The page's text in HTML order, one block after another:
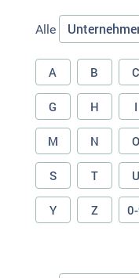
Alle
A B C
G H I
M N O
S T U
Y Z